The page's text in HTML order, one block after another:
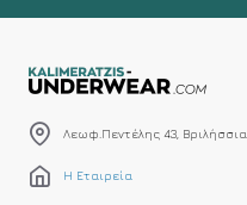
Λεωφ.Πεντέλης 43, Βριλήσσια
Η Εταιρεία